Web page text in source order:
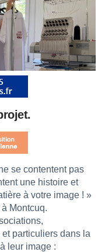
se contentent pas
une histoire et
à votre image ! »
Montcuq.
particuliers dans la
leur image :